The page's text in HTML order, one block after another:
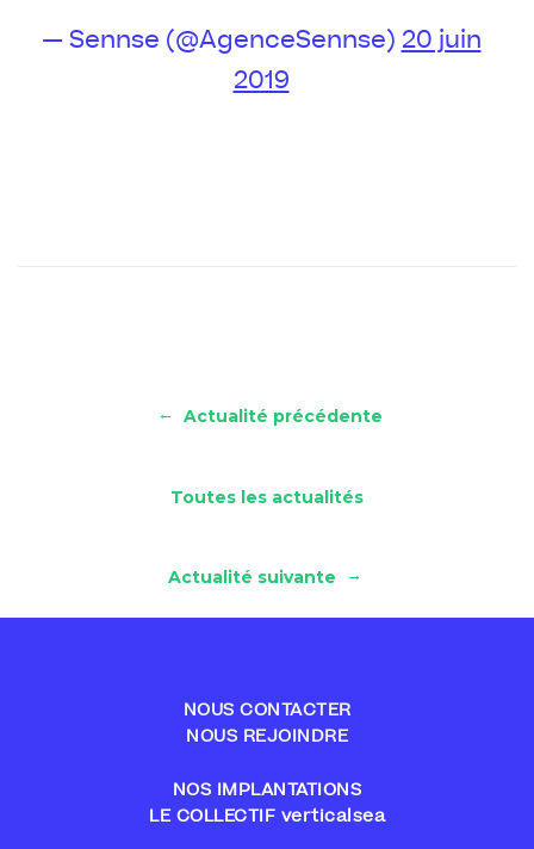
— Sennse (@AgenceSennse) 20 juin
2019
← Actualité précédente
Toutes les actualités
Actualité suivante →
NOUS CONTACTER
NOUS REJOINDRE
NOS IMPLANTATIONS
LE COLLECTIF verticalsea